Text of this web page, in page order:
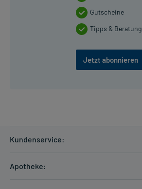
Gutscheine
Tipps & Beratung
Jetzt abonnieren
Kundenservice:
Zahlungsarten
Apotheke: